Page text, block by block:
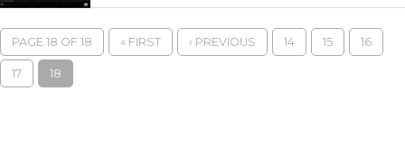
PAGE 18 OF 18 « FIRST ‹ PREVIOUS 14 15 16
17 18